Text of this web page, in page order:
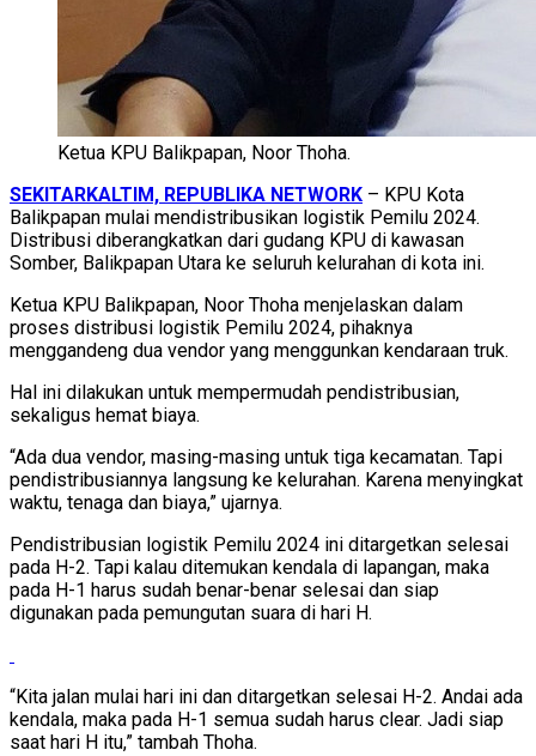
Ketua KPU Balikpapan, Noor Thoha.
SEKITARKALTIM, REPUBLIKA NETWORK – KPU Kota
Balikpapan mulai mendistribusikan logistik Pemilu 2024.
Distribusi diberangkatkan dari gudang KPU di kawasan
Somber, Balikpapan Utara ke seluruh kelurahan di kota ini.
Ketua KPU Balikpapan, Noor Thoha menjelaskan dalam
proses distribusi logistik Pemilu 2024, pihaknya
menggandeng dua vendor yang menggunkan kendaraan truk.
Hal ini dilakukan untuk mempermudah pendistribusian,
sekaligus hemat biaya.
“Ada dua vendor, masing-masing untuk tiga kecamatan. Tapi
pendistribusiannya langsung ke kelurahan. Karena menyingkat
waktu, tenaga dan biaya,” ujarnya.
Pendistribusian logistik Pemilu 2024 ini ditargetkan selesai
pada H-2. Tapi kalau ditemukan kendala di lapangan, maka
pada H-1 harus sudah benar-benar selesai dan siap
digunakan pada pemungutan suara di hari H.
“Kita jalan mulai hari ini dan ditargetkan selesai H-2. Andai ada
kendala, maka pada H-1 semua sudah harus clear. Jadi siap
saat hari H itu,” tambah Thoha.